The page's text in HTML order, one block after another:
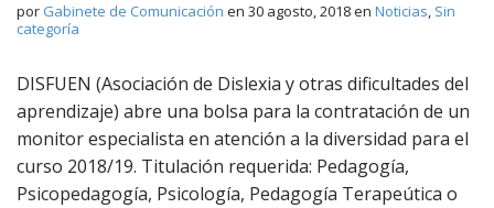
por Gabinete de Comunicación en 30 agosto, 2018en Noticias, Sin
categoría
DISFUEN (Asociación de Dislexia y otras dificultades del
aprendizaje) abre una bolsa para la contratación de un
monitor especialista en atención a la diversidad para el
curso 2018/19. Titulación requerida: Pedagogía,
Psicopedagogía, Psicología, Pedagogía Terapeútica o